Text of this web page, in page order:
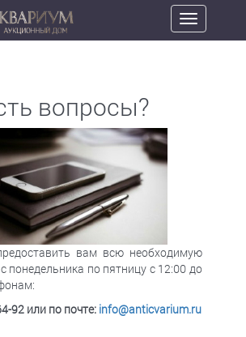
Toggle
navigation
вопросы?
вам всю необходимую
понедельника по пятницу с 12:00 до
92 или по почте: info@anticvarium.ru